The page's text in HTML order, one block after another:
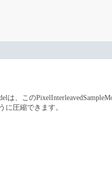
は、この
に圧縮できます。